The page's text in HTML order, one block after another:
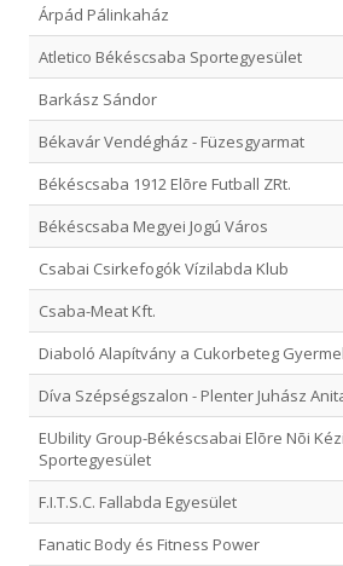
Árpád Pálinkaház
Atletico Békéscsaba Sportegyesület
Barkász Sándor
Békavár Vendégház - Füzesgyarmat
Békéscsaba 1912 Elõre Futball ZRt.
Békéscsaba Megyei Jogú Város
Csabai Csirkefogók Vízilabda Klub
Csaba-Meat Kft.
Diaboló Alapítvány a Cukorbeteg
Díva Szépségszalon - Plenter Juhász
EUbility Group-Békéscsabai Elõre Nõi
Sportegyesület
F.I.T.S.C. Fallabda Egyesület
Fanatic Body és Fitness Power